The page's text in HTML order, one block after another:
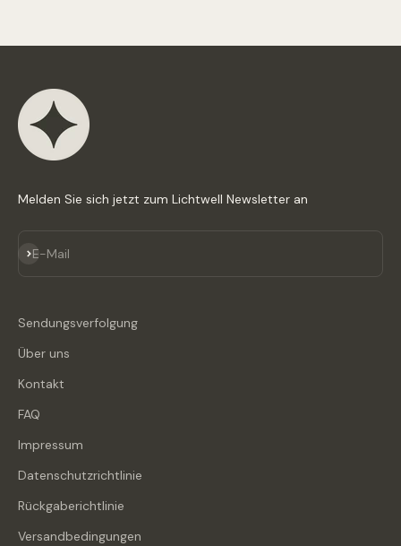
Melden Sie sich jetzt zum Lichtwell Newsletter an
E-Mail
Abonnieren
Sendungsverfolgung
Über uns
Kontakt
FAQ
Impressum
Datenschutzrichtlinie
Rückgaberichtlinie
Versandbedingungen